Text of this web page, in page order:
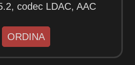
codec LDAC, AAC
ORDINA